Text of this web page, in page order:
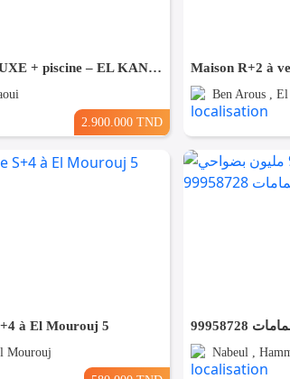
​✨ VILLA DE LUXE + piscine – EL KANTAOUI, SOUSSE
2.900.000 TND
Maison R+2 à
Ben Arous ,
à El Mourouj 5
Mourouj Nabeul ,